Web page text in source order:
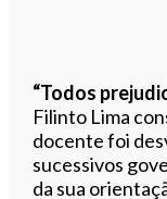
“Todos
Filinto Lima
docente foi
sucessivos
da sua